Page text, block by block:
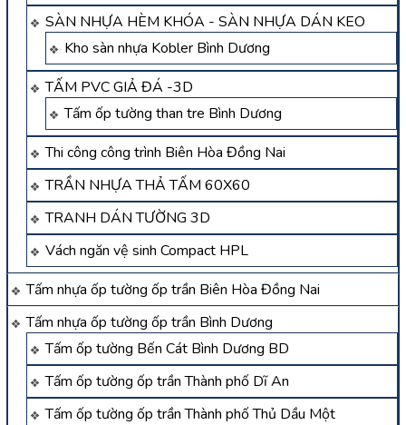
SÀN NHỰA HÈM KHÓA - SÀN NHỰA DÁN KEO
Kho sàn nhựa Kobler Bình Dương
TẤM PVC GIẢ ĐÁ -3D
Tấm ốp tường than tre Bình Dương
Thi công công trình Biên Hòa Đồng Nai
TRẦN NHỰA THẢ TẤM 60X60
TRANH DÁN TƯỜNG 3D
Vách ngăn vệ sinh Compact HPL
Tấm nhựa ốp tường ốp trần Biên Hòa Đồng Nai
Tấm nhựa ốp tường ốp trần Bình Dương
Tấm ốp tường Bến Cát Bình Dương BD
Tấm ốp tường ốp trần Thành phố Dĩ An
Tấm ốp tường ốp trần Thành phố Thủ Dầu Một